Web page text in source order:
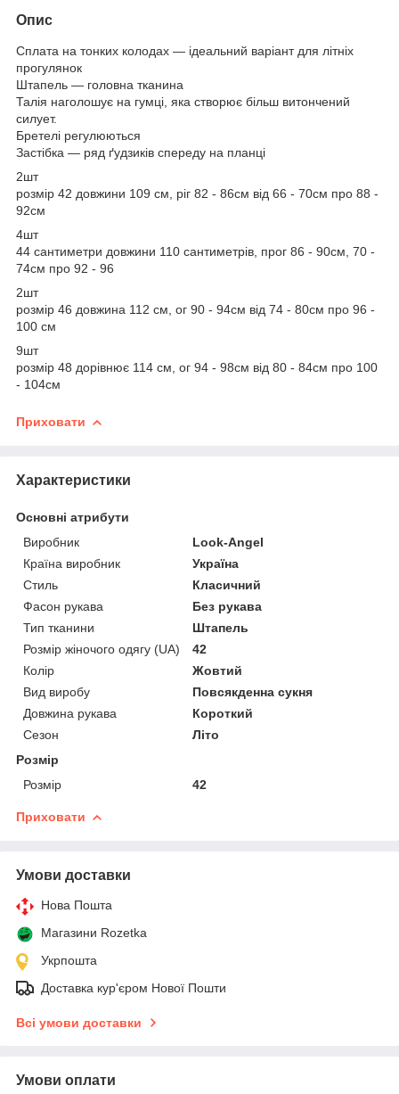
Опис
Сплата на тонких колодах — ідеальний варіант для літніх
прогулянок
Штапель — головна тканина
Талія наголошує на гумці, яка створює більш витончений
силует.
Бретелі регулюються
Застібка — ряд ґудзиків спереду на планці
2шт
розмір 42 довжини 109 см, ріг 82 - 86см від 66 - 70см про 88 -
92см
4шт
44 сантиметри довжини 110 сантиметрів, прог 86 - 90см, 70 -
74см про 92 - 96
2шт
розмір 46 довжина 112 см, ог 90 - 94см від 74 - 80см про 96 -
100 см
9шт
розмір 48 дорівнює 114 см, ог 94 - 98см від 80 - 84см про 100
- 104см
Приховати
Характеристики
Основні атрибути
Виробник
Look-Angel
Країна виробник
Україна
Стиль
Класичний
Фасон рукава
Без рукава
Тип тканини
Штапель
Розмір жіночого одягу (UA)
42
Колір
Жовтий
Вид виробу
Повсякденна сукня
Довжина рукава
Короткий
Сезон
Літо
Розмір
Розмір
42
Приховати
Умови доставки
Нова Пошта
Магазини Rozetka
Укрпошта
Доставка кур'єром Нової Пошти
Всі умови доставки
Умови оплати